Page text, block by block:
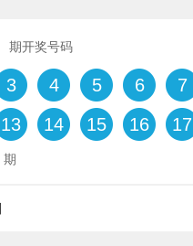
期开奖号码
3 4 5 6
7
13 14 15 16
17
期